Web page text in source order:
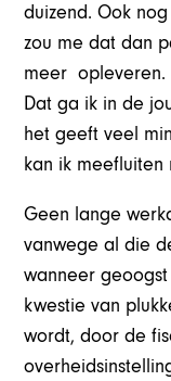
duizend. Ook
zou me dat dan
meer opleveren.
Dat ga ik in de
het geeft veel
kan ik meefluiten
Geen lange
vanwege al die
wanneer
kwestie van
wordt, door de